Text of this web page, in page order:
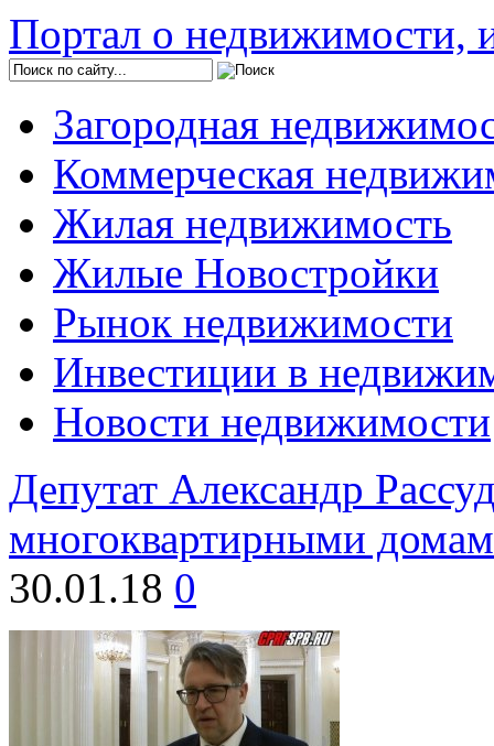
Портал о недвижимости,
Загородная
Коммерческая
Жилая недвижимость
Жилые Новостройки
Рынок недвижимости
Инвестиции в
Новости недвижимости
Депутат Александр
многоквартирными
30.01.18 0